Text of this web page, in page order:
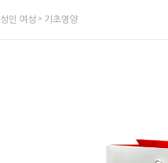
성인 여성 > 기초영양